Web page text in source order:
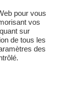
pour vous
vos
sur
de tous les
des